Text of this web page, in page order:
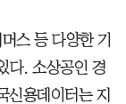
스 등 다양한 기
다. 소상공인 경
신용데이터는 지